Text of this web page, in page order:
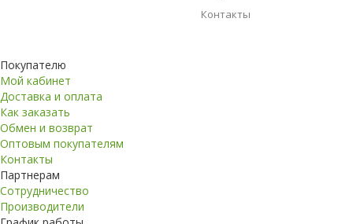
Контакты
Покупателю
Мой кабинет
Доставка и оплата
Как заказать
Обмен и возврат
Оптовым покупателям
Контакты
Партнерам
Сотрудничество
Производители